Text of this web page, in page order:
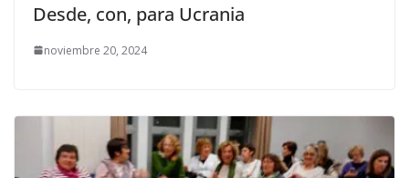
Desde, con, para Ucrania
noviembre 20, 2024